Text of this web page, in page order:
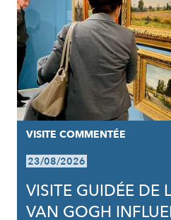
VISITE COMMENTÉE
23/08/2026
VISITE GUIDÉE DE
VAN GOGH